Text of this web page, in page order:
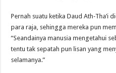
Pernah suatu ketika Daud Ath-Tha’i
para raja, sehingga mereka pun
“Seandainya manusia mengetahui
tentu tak sepatah pun lisan yang
selamanya.”